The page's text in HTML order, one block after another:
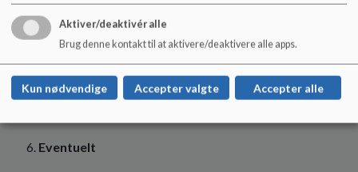
Drøftelse omkring tilsyn i forhold til Dussen – ved
Rémi
Hvordan bestyrelsen opfylder skolebestyrelsen tilsyns
forpligtelsen af bl.a. DUS.
Eventuelt
Aktiver/deaktivér alle
Brug denne kontakt til at aktivere/deaktivere alle apps.
Kun nødvendige Accepter valgte Accepter alle